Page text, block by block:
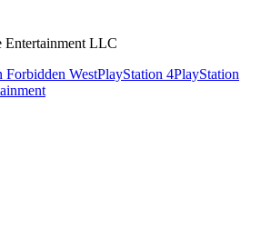
Entertainment LLC
Forbidden WestPlayStation 4PlayStation